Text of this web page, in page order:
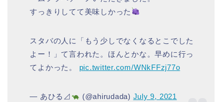
すっきりしてて美味しかった
スタバの人に「もう少しでなくなるとこでした
よー！」て言われた。ほんとかな。早めに行っ
てよかった。 pic.twitter.com/WNkFFzj77o
— あひる⊿ (@ahirudada) July 9, 2021